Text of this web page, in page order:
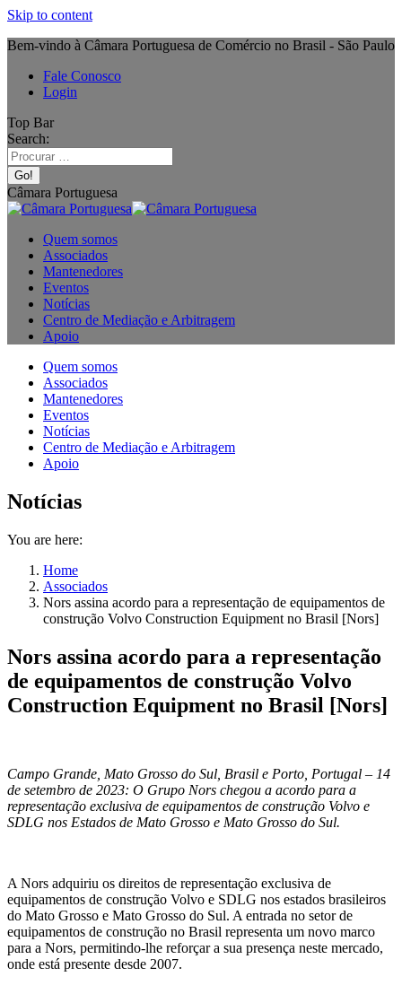
Skip to content
Bem-vindo à Câmara Portuguesa de Comércio no Brasil - São Paulo
Fale Conosco
Login
Top Bar
Search:
Câmara Portuguesa
Quem somos
Associados
Mantenedores
Eventos
Notícias
Centro de Mediação e Arbitragem
Apoio
Quem somos
Associados
Mantenedores
Eventos
Notícias
Centro de Mediação e Arbitragem
Apoio
Notícias
You are here:
Home
Associados
Nors assina acordo para a representação de equipamentos de
construção Volvo Construction Equipment no Brasil [Nors]
Nors assina acordo para a representação
de equipamentos de construção Volvo
Construction Equipment no Brasil [Nors]
Campo Grande, Mato Grosso do Sul, Brasil e Porto, Portugal – 14
de setembro de 2023: O Grupo Nors chegou a acordo para a
representação exclusiva de equipamentos de construção Volvo e
SDLG nos Estados de Mato Grosso e Mato Grosso do Sul.
A Nors adquiriu os direitos de representação exclusiva de
equipamentos de construção Volvo e SDLG nos estados brasileiros
do Mato Grosso e Mato Grosso do Sul. A entrada no setor de
equipamentos de construção no Brasil representa um novo marco
para a Nors, permitindo-lhe reforçar a sua presença neste mercado,
onde está presente desde 2007.